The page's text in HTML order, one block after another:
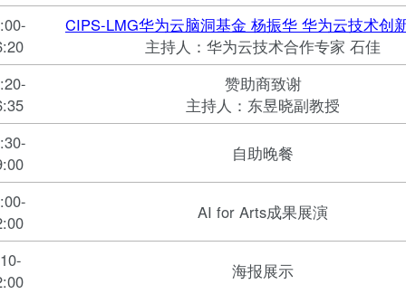
CIPS-LMG华为云脑洞基金 杨振华 华为云技术创
主持人：华为云技术合作专家 石佳
赞助商致谢
主持人：东昱晓副教授
自助晚餐
AI for Arts成果展演
海报展示